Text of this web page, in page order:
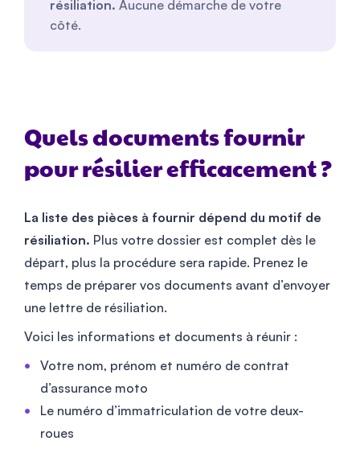
résiliation. Aucune démarche de votre
côté.
Quels documents fournir
pour résilier efficacement ?
La liste des pièces à fournir dépend du motif de
résiliation. Plus votre dossier est complet dès le
départ, plus la procédure sera rapide. Prenez le
temps de préparer vos documents avant d’envoyer
une lettre de résiliation.
Voici les informations et documents à réunir :
Votre nom, prénom et numéro de contrat
d’assurance moto
Le numéro d’immatriculation de votre deux-
roues